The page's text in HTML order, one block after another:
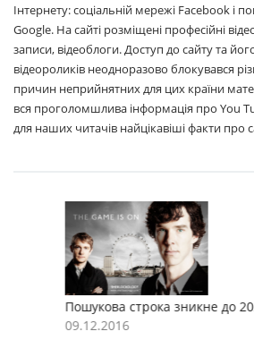
Інтернету: соціальній мережі Facebook і
Google. На сайті розміщені професійні
записи, відеоблоги. Доступ до сайту та
відеороликів неодноразово блокувався
причин неприйнятних для цих країни
вся проголомшлива інформація про You
для наших читачів найцікавіші факти про
Пошукова строка зникне до 2027
09.12.2016